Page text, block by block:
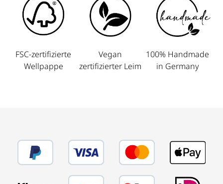
FSC-zertifizierte
Wellpappe
Vegan
zertifizierter Leim
100% Handmade
in Germany